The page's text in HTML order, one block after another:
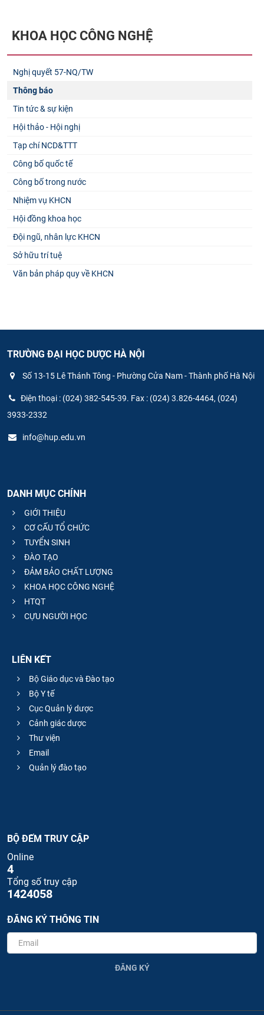
KHOA HỌC CÔNG NGHỆ
Nghị quyết 57-NQ/TW
Thông báo
Tin tức & sự kiện
Hội thảo - Hội nghị
Tạp chí NCD&TTT
Công bố quốc tế
Công bố trong nước
Nhiệm vụ KHCN
Hội đồng khoa học
Đội ngũ, nhân lực KHCN
Sở hữu trí tuệ
Văn bản pháp quy về KHCN
TRƯỜNG ĐẠI HỌC DƯỢC HÀ NỘI
Số 13-15 Lê Thánh Tông - Phường Cửa Nam - Thành phố Hà Nội
Điện thoại : (024) 382-545-39. Fax : (024) 3.826-4464, (024)
3933-2332
info@hup.edu.vn
DANH MỤC CHÍNH
GIỚI THIỆU
CƠ CẤU TỔ CHỨC
TUYỂN SINH
ĐÀO TẠO
ĐẢM BẢO CHẤT LƯỢNG
KHOA HỌC CÔNG NGHỆ
HTQT
CỰU NGƯỜI HỌC
LIÊN KẾT
Bộ Giáo dục và Đào tạo
Bộ Y tế
Cục Quản lý dược
Cảnh giác dược
Thư viện
Email
Quản lý đào tạo
BỘ ĐẾM TRUY CẬP
Online
4
Tổng số truy cập
1424058
ĐĂNG KÝ THÔNG TIN
ĐĂNG KÝ